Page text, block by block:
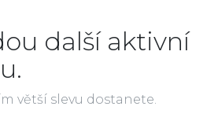
další aktivní
větší slevu dostanete.